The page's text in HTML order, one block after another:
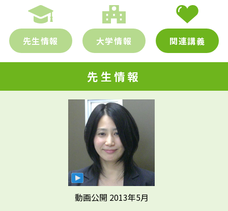
先生情報 大学情報 関連講義
先生情報
動画公開 2013年5月
先生の学問へのきっかけは？
先輩たちはどんな仕事に携わって